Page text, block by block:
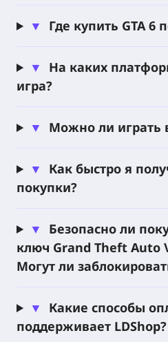
открытым миром от
5. Действие игры
после неудачного дела
опасный криминальный
Созданная для поколения
кинематографичный
серию Grand Theft Auto.
шоссе — игроков ждёт
автомобилями,
рискованными решениями
криминальными
Открытый мир
Криминал Вайс-Сити
▼ Где купить GTA 6
▼
На каких
игра?
▼ Можно ли играть
▼
Как быстро я
покупки?
▼
Безопасно ли
ключ Grand Theft Auto
Могут ли
▼
Какие способы
поддерживает LDShop?